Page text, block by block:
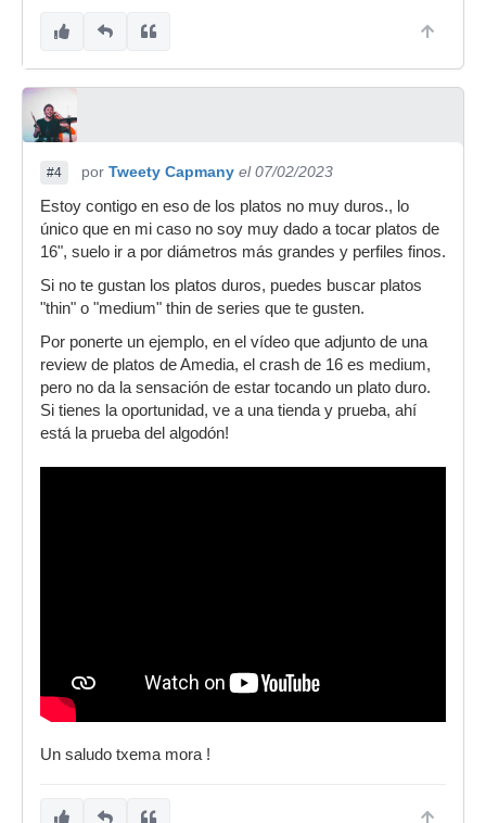
#4 por Tweety Capmany el 07/02/2023
Estoy contigo en eso de los platos no muy duros., lo
único que en mi caso no soy muy dado a tocar platos de
16", suelo ir a por diámetros más grandes y perfiles finos.
Si no te gustan los platos duros, puedes buscar platos
"thin" o "medium" thin de series que te gusten.
Por ponerte un ejemplo, en el vídeo que adjunto de una
review de platos de Amedia, el crash de 16 es medium,
pero no da la sensación de estar tocando un plato duro.
Si tienes la oportunidad, ve a una tienda y prueba, ahí
está la prueba del algodón!
Un saludo txema mora !